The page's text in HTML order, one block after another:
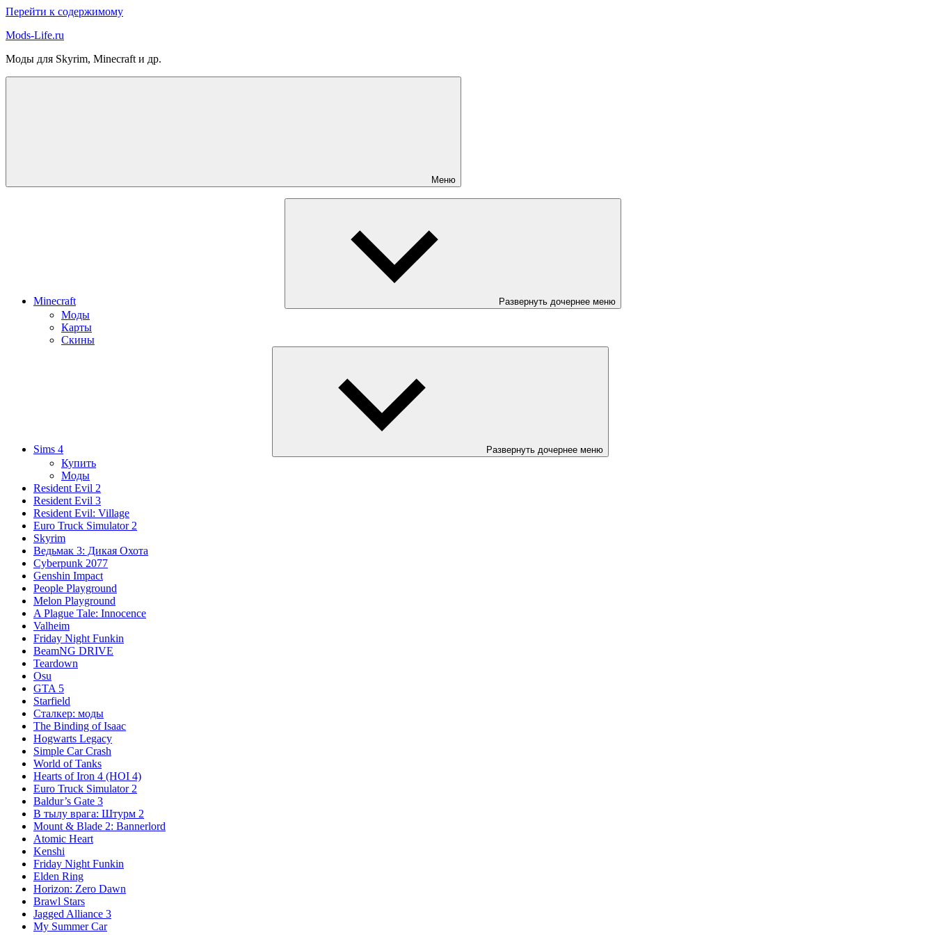
Перейти к содержимому
Mods-Life.ru
Моды для Skyrim, Minecraft и др.
Меню
Minecraft Развернуть дочернее меню
Моды
Карты
Скины
Sims 4 Развернуть дочернее меню
Купить
Моды
Resident Evil 2
Resident Evil 3
Resident Evil: Village
Euro Truck Simulator 2
Skyrim
Ведьмак 3: Дикая Охота
Cyberpunk 2077
Genshin Impact
People Playground
Melon Playground
A Plague Tale: Innocence
Valheim
Friday Night Funkin
BeamNG DRIVE
Teardown
Osu
GTA 5
Starfield
Сталкер: моды
The Binding of Isaac
Hogwarts Legacy
Simple Car Crash
World of Tanks
Hearts of Iron 4 (HOI 4)
Euro Truck Simulator 2
Baldur’s Gate 3
В тылу врага: Штурм 2
Mount & Blade 2: Bannerlord
Atomic Heart
Kenshi
Friday Night Funkin
Elden Ring
Horizon: Zero Dawn
Brawl Stars
Jagged Alliance 3
My Summer Car